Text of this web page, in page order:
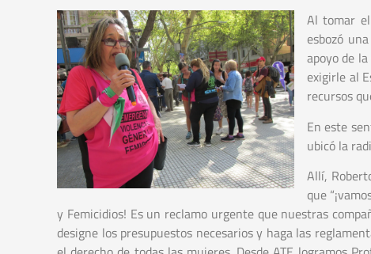
Al tomar
esbozó
apoyo de
exigirle al
recursos
En este
ubicó la
Allí,
que
y Femicidios! Es un reclamo urgente que nuestras
designe los presupuestos necesarios y haga las